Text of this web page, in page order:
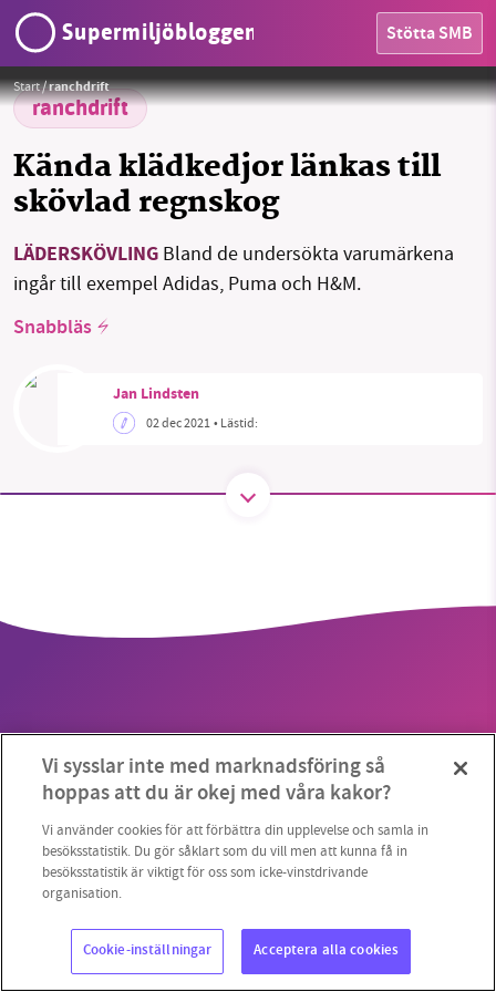
Supermiljöbloggen Stötta SMB
OMRÅDEN
MILJÖFAKTA
OM OSS
Sök Sparade inlägg
Threads
Start/ranchdrift
ranchdrift
Kända klädkedjor länkas till
skövlad regnskog
LÄDERSKÖVLING Bland de undersökta varumärkena
ingår till exempel Adidas, Puma och H&M.
Snabbläs
Jan Lindsten
02 dec 2021• Lästid:
Foto:IndoMet
Copyright 2023 © Supermiljöbloggen Cookieinställningar
SMB kämpar för en hållbar framtid. Sedan
starten 2010 har vår ideella redaktion drivit
utveckla vårt arbete – och vi hoppas att du
vill hjälpa oss.
Vi sysslar inte med marknadsföring så
hoppas att du är okej med våra kakor?
Vi använder cookies för att förbättra din upplevelse och samla in
besöksstatistik. Du gör såklart som du vill men att kunna få in
besöksstatistik är viktigt för oss som icke-vinstdrivande
organisation.
Cookie-inställningar Acceptera alla cookies